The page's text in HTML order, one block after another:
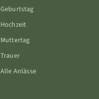
Geburtstag
Hochzeit
Muttertag
Trauer
Alle Anlässe